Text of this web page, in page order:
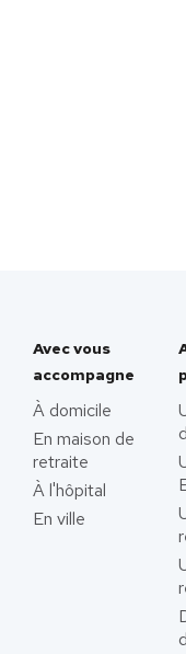
Avec vous
accompagne
À domicile
En maison de
retraite
À l'hôpital
En ville